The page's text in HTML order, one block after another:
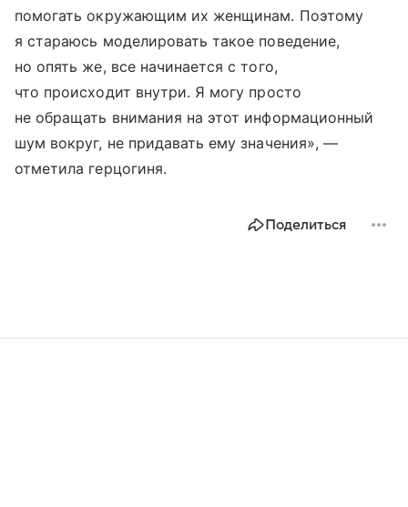
помогать окружающим их женщинам. Поэтому
я стараюсь моделировать такое поведение,
но опять же, все начинается с того,
что происходит внутри. Я могу просто
не обращать внимания на этот информационный
шум вокруг, не придавать ему значения», —
отметила герцогиня.
Поделиться